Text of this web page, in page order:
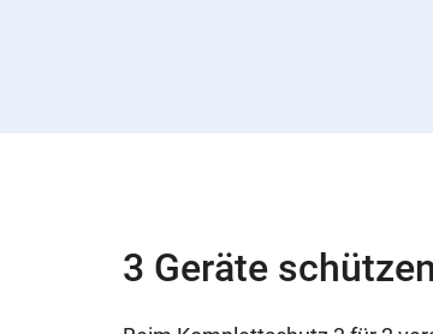
3 Geräte